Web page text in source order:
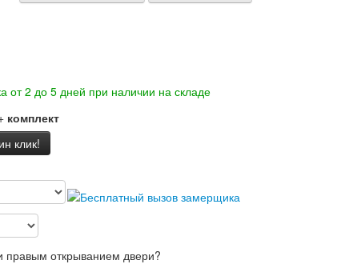
от 2 до 5 дней при наличии на складе
комплект
клик!
открыванием двери?